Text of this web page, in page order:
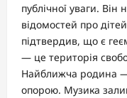
публічної уваги.
відомостей про
підтвердив, що є
— це територія
Найближча родина —
опорою. Музика